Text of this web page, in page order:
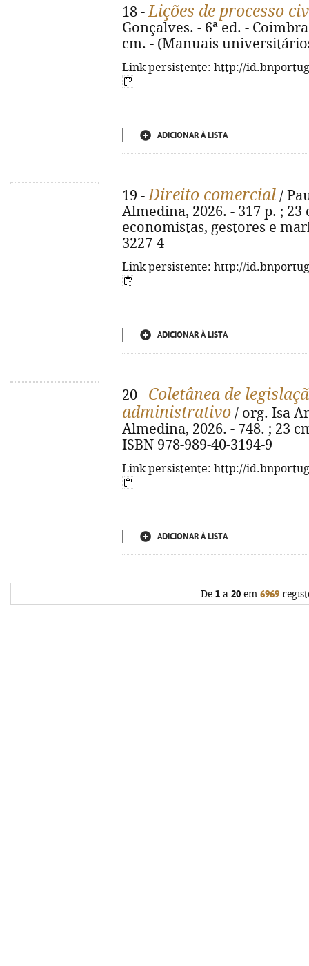
18 -Lições de processo
Gonçalves. - 6ª ed. -
cm. - (Manuais
Link persistente: http://
ADICIONAR À LISTA
19 -Direito comercial /
Almedina, 2026. - 317 p. ;
economistas, gestores e
3227-4
Link persistente: http://
ADICIONAR À LISTA
20 - Coletânea de
administrativo / org. Isa
Almedina, 2026. - 748. ; 23
ISBN 978-989-40-3194-9
Link persistente: http://
ADICIONAR À LISTA
De 1a 20em 6969